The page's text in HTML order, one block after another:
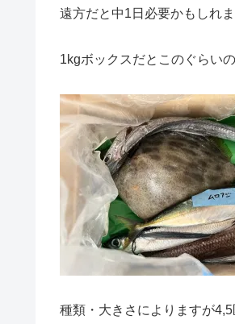
遠方だと中1日必要かもしれ
1kgボックスだとこのぐらい
種類・大きさによりますが4,5